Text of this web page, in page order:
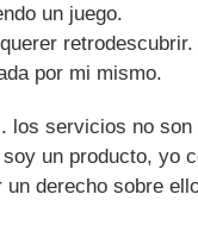
un juego.
retrodescubrir.
por mi mismo.
los servicios no
un producto, yo
derecho sobre